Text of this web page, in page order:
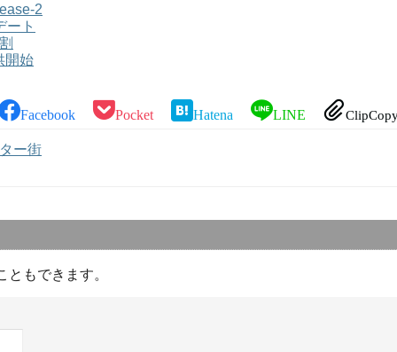
2
ート
開始
Facebook Pocket Hatena LINE
ー街
ともできます。